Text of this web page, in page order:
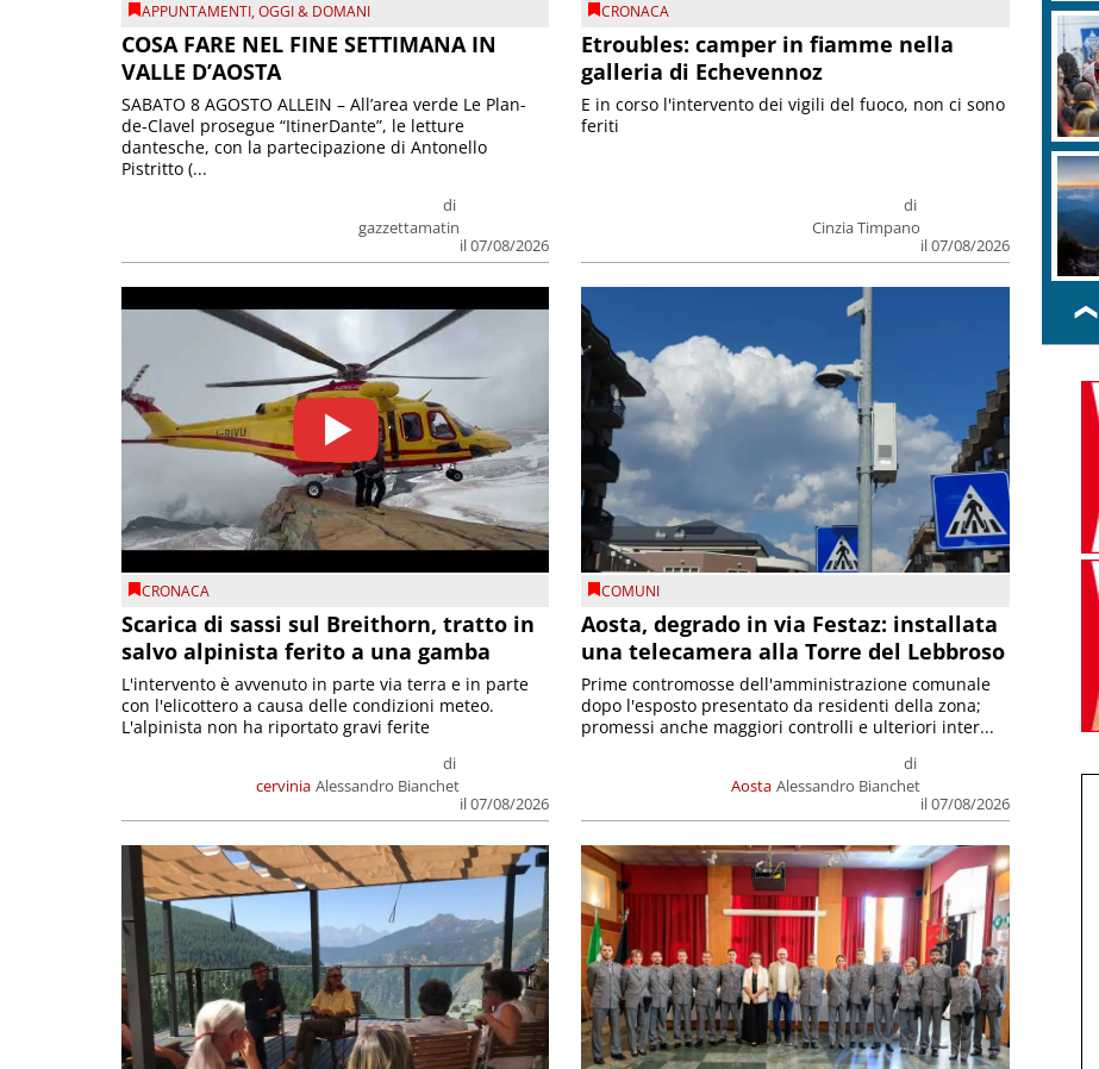
APPUNTAMENTI,OGGI & DOMANI
COSA FARE NEL FINE SETTIMANA IN
VALLE D’AOSTA
di
gazzettamatin
il 07/08/2026
SABATO 8 AGOSTO ALLEIN – All’area verde Le Plan-
de-Clavel prosegue “ItinerDante”, le letture
dantesche, con la partecipazione di Antonello
Pistritto (...
CRONACA
Etroubles: camper in fiamme nella
galleria di Echevennoz
di
Cinzia Timpano
il 07/08/2026
E in corso l'intervento dei vigili del fuoco, non ci sono
feriti
CRONACA
Scarica di sassi sul Breithorn, tratto in
salvo alpinista ferito a una gamba
cervinia
di
Alessandro Bianchet
il 07/08/2026
L'intervento è avvenuto in parte via terra e in parte
con l'elicottero a causa delle condizioni meteo.
L'alpinista non ha riportato gravi ferite
COMUNI
Aosta, degrado in via Festaz: installata
una telecamera alla Torre del Lebbroso
Aosta
di
Alessandro Bianchet
il 07/08/2026
Prime contromosse dell'amministrazione comunale
dopo l'esposto presentato da residenti della zona;
promessi anche maggiori controlli e ulteriori inter...
❮